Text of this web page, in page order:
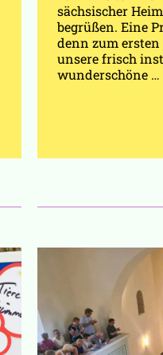
sächsischer
begrüßen. Eine
denn zum
unsere frisch
wunderschöne …